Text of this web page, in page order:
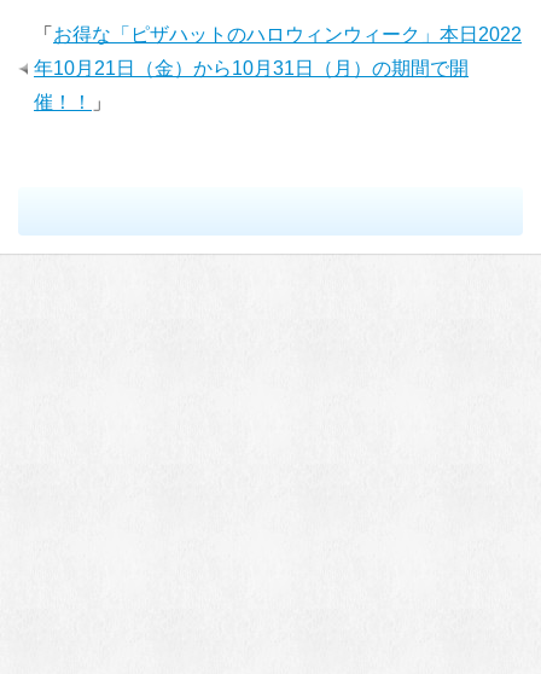
「 お得な「ピザハットのハロウィンウィーク」本日2022
年10月21日（金）から10月31日（月）の期間で開
催！！
」